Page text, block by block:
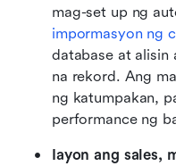
impormasyon ng
database at alisin
na rekord. Ang
ng katumpakan,
performance ng
Iayon ang sales,